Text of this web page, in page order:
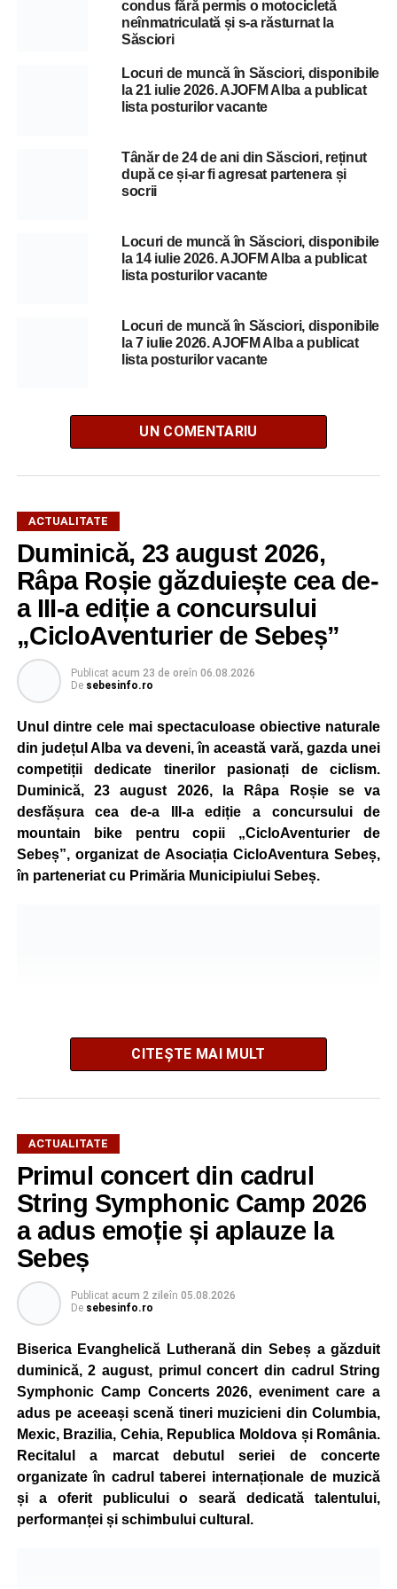
condus fără permis o motocicletă
neînmatriculată și s-a răsturnat la
Săsciori
Locuri de muncă în Săsciori, disponibile
la 21 iulie 2026. AJOFM Alba a publicat
lista posturilor vacante
Tânăr de 24 de ani din Săsciori, reținut
după ce și-ar fi agresat partenera și
socrii
Locuri de muncă în Săsciori, disponibile
la 14 iulie 2026. AJOFM Alba a publicat
lista posturilor vacante
Locuri de muncă în Săsciori, disponibile
la 7 iulie 2026. AJOFM Alba a publicat
lista posturilor vacante
UN COMENTARIU
ACTUALITATE
Duminică, 23 august 2026,
Râpa Roșie găzduiește cea de-
a III-a ediție a concursului
„CicloAventurier de Sebeș”
Publicat acum 23 de oreîn 06.08.2026
De sebesinfo.ro
Unul dintre cele mai spectaculoase obiective naturale
din județul Alba va deveni, în această vară, gazda unei
competiții dedicate tinerilor pasionați de ciclism.
Duminică, 23 august 2026, la Râpa Roșie se va
desfășura cea de-a III-a ediție a concursului de
mountain bike pentru copii „CicloAventurier de
Sebeș”, organizat de Asociația CicloAventura Sebeș,
în parteneriat cu Primăria Municipiului Sebeș.
După două ediții organizate în Parcul Arini, competiția se
mută într-un nou decor, oferind participanților ocazia de a
concura într-un cadru natural deosebit. Evenimentul este
destinat copiilor și adolescenților cu vârste cuprinse între
5 și 18 ani, iar participarea este gratuită.
Organizatorii au pregătit trasee adaptate fiecărei categorii
de vârstă, astfel încât competiția să fie accesibilă atât
celor aflați la început de drum, cât și celor cu experiență în
mountain bike. La finalul întrecerii, cei mai bine clasați
concurenți vor fi recompensați cu premii în bani și premii
oferite de partenerii evenimentului.
Înaintea zilei de concurs, participanții își vor putea ridica
vor putea înscrie direct la competiție în cadrul Punctului
Oficial de Înscrieri și Informații (Race Office), care va
funcționa după următorul program:
CITEȘTE MAI MULT
ACTUALITATE
Primul concert din cadrul
String Symphonic Camp 2026
a adus emoție și aplauze la
Sebeș
Publicat acum 2 zileîn 05.08.2026
De sebesinfo.ro
Biserica Evanghelică Lutherană din Sebeș a găzduit
duminică, 2 august, primul concert din cadrul String
Symphonic Camp Concerts 2026, eveniment care a
adus pe aceeași scenă tineri muzicieni din Columbia,
Mexic, Brazilia, Cehia, Republica Moldova și România.
Recitalul a marcat debutul seriei de concerte
organizate în cadrul taberei internaționale de muzică
și a oferit publicului o seară dedicată talentului,
performanței și schimbului cultural.